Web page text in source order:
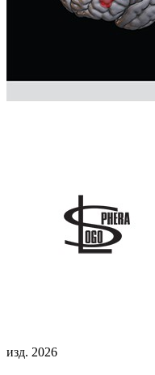
изд. 2026